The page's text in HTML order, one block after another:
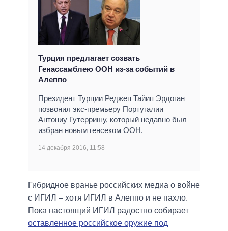
Турция предлагает созвать
Генассамблею ООН из-за событий в
Алеппо
Президент Турции Реджеп Тайип Эрдоган
позвонил экс-премьеру Португалии
Антониу Гутерришу, который недавно был
избран новым генсеком ООН.
14 декабря 2016, 11:58
Гибридное вранье российских медиа о войне
с ИГИЛ – хотя ИГИЛ в Алеппо и не пахло.
Пока настоящий ИГИЛ радостно собирает
оставленное российское оружие под